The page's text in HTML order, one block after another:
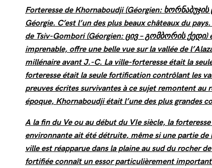
Forteresse de Khornaboudji (Géorgien: ხორნაბუჯის
Géorgie. C’est l’un des plus beaux châteaux du
de Tsiv-Gombori(Géorgien: ცივ – გომბორის ქედი)
imprenable, offre une belle vue sur la vallée de
millénaire avant J.-C. La ville-forteresse était la
forteresse était la seule fortification contrôlant les
preuves écrites survivantes à ce sujet remontent au
époque, Khornaboudji était l’une des plus grandes
A la fin du Ve ou au début du VIe siècle, la
environnante ait été détruite, même si une partie
ville est réapparue dans la plaine au sud du rocher
fortifiée connaît un essor particulièrement